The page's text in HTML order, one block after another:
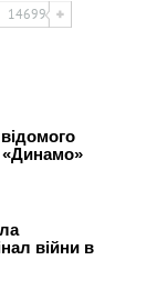
14699